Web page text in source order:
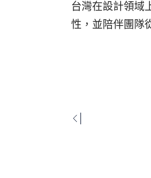
台灣在設計領域
性，並陪伴團隊